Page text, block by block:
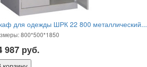
для одежды ШРК 22 800 металлический...
800*500*1850
987 руб.